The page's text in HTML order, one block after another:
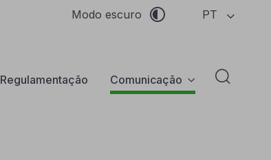
Modo escuro PT
Regulamentação Comunicação Abrir